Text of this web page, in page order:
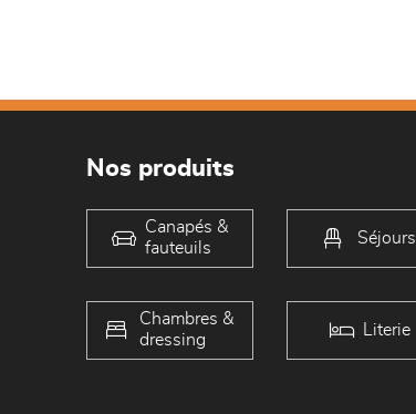
Nos produits
Canapés &
fauteuils
Séjours
Chambres &
dressing
Literie